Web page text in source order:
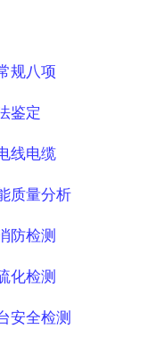
规八项
鉴定
线电缆
质量分析
防检测
化检测
安全检测